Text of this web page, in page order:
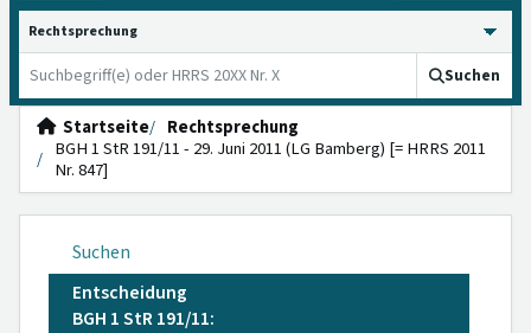
HRRS durchsuchen
Suchen
Startseite
Rechtsprechung
BGH 1 StR 191/11 - 29. Juni 2011 (LG Bamberg) [= HRRS 2011
Nr. 847]
Suchen
Entscheidung
BGH 1 StR 191/11: